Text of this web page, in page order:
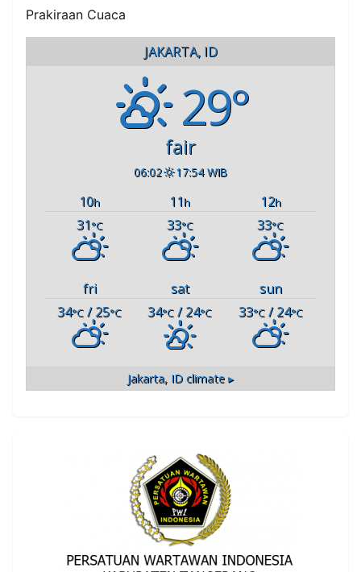
Prakiraan Cuaca
JAKARTA, ID
29°
fair
06:02 17:54 WIB
10h 11h 12h
31°C 33°C 33°C
fri sat
sun
34°C / 25°C 34°C / 24°C 33°C/ 24°C
Jakarta, ID climate ▸